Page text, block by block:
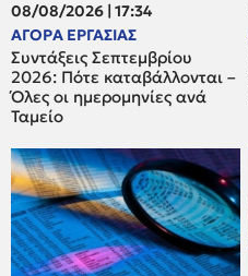
08/08/2026 | 17:34
ΑΓΟΡΑ ΕΡΓΑΣΙΑΣ
Συντάξεις Σεπτεμβρίου
2026: Πότε καταβάλλονται –
Όλες οι ημερομηνίες ανά
Ταμείο